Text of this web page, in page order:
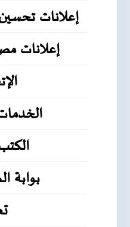
إعلانات
إعلانات
بوابة